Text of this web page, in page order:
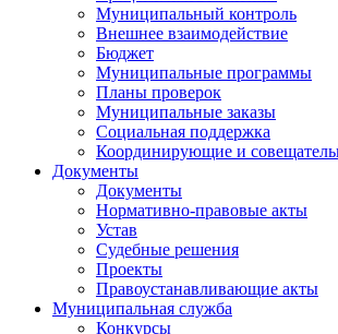
Муниципальный контроль
Внешнее взаимодействие
Бюджет
Муниципальные программы
Планы проверок
Муниципальные заказы
Социальная поддержка
Координирующие и
Документы
Документы
Нормативно-правовые акты
Устав
Судебные решения
Проекты
Правоустанавливающие акты
Муниципальная служба
Конкурсы